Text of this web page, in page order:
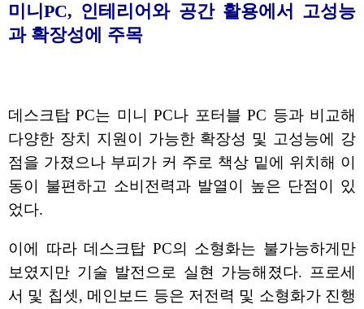
미니PC, 인테리어와 공간 활용에서 고성능
과 확장성에 주목
데스크탑 PC는 미니 PC나 포터블 PC 등과 비교해
다양한 장치 지원이 가능한 확장성 및 고성능에 강
점을 가졌으나 부피가 커 주로 책상 밑에 위치해 이
동이 불편하고 소비전력과 발열이 높은 단점이 있
었다.
이에 따라 데스크탑 PC의 소형화는 불가능하게만
보였지만 기술 발전으로 실현 가능해졌다. 프로세
서 및 칩셋, 메인보드 등은 저전력 및 소형화가 진행